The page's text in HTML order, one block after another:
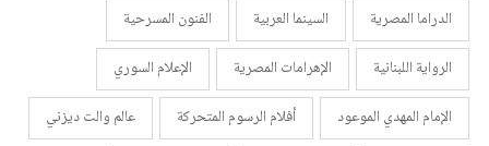
الدراما المصرية
السينما العربية
الفنون المسرحية
الرواية اللبنانية
الإهرامات المصرية
الإعلام السوري
الإمام المهدي الموعود
أفلام الرسوم المتحركة
عالم والت ديزني